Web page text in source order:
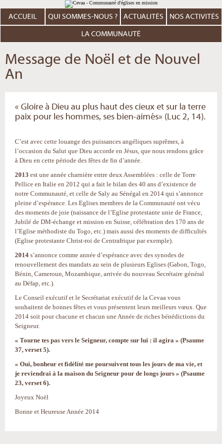
au
contenu.
Aller
personnels
ACCUEIL QUI SOMMES-NOUS ? ACTUALITÉS NOS ACTIVITÉS
LA COMMUNAUTÉ
Message de Noël et de Nouvel
An
« Gloire à Dieu au plus haut des cieux et sur la terre
paix pour les hommes, ses bien-aimés» (Luc 2, 14).
C’est avec cette louange des puissances angéliques suprêmes, à
l’occasion du Salut que Dieu accorde en Jésus, que nous rendons grâce
à Dieu en cette période des fêtes de fin d’année.
2013 est une année charnière entre deux Assemblées : celle de Torre
Pellice en Italie en 2012 qui a fait le bilan des 40 ans d’existence de
notre Communauté, et celle de Saly au Sénégal en 2014 qui s’annonce
pleine d’espérance. Les Eglises membres de la Communauté ont vécu
des moments de joie (naissance de l’Eglise protestante unie de France,
Jubilé de DM-échange et mission en Suisse, célébration des 170 ans de
l’Eglise méthodiste du Togo, etc.) mais aussi des moments de difficultés
(Eglise protestante Christ-roi de Centrafrique par exemple).
2014 s’annonce comme année d’espérance avec des synodes de
renouvellement des mandats au sein de plusieurs Eglises (Gabon, Togo,
Bénin, Cameroun, Mozambique, arrivée du nouveau Secrétaire général
au Défap, etc.).
Le Conseil exécutif et le Secrétariat exécutif de la Cevaa vous
souhaitent de bonnes fêtes et vous présentent leurs meilleurs vœux. Que
2014 soit pour chacune et chacun une Année de riches bénédictions du
Seigneur.
« Tourne tes pas vers le Seigneur, compte sur lui : il agira » (Psaume
37, verset 5).
« Oui, bonheur et fidélité me poursuivent tous les jours de ma vie, et
je reviendrai à la maison du Seigneur pour de longs jours » (Psaume
23, verset 6).
Joyeux Noël
Bonne et Heureuse Année 2014